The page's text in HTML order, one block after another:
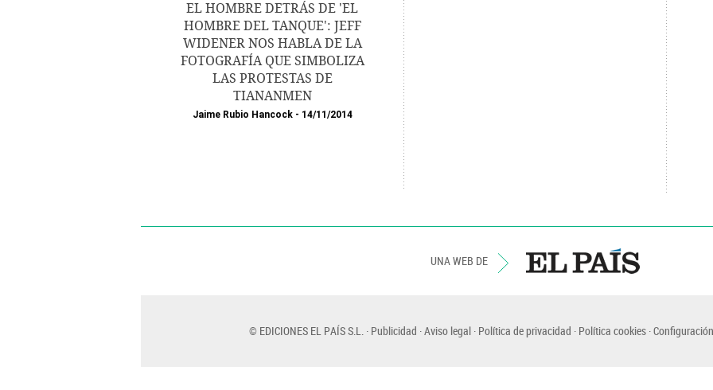
EL HOMBRE DETRÁS DE 'EL
HOMBRE DEL TANQUE': JEFF
WIDENER NOS HABLA DE LA
FOTOGRAFÍA QUE SIMBOLIZA
LAS PROTESTAS DE
TIANANMEN
Jaime Rubio Hancock 14/11/2014
UNA WEB DE
© EDICIONES EL PAÍS S.L. Publicidad Aviso legal Política de privacidad Política cookies